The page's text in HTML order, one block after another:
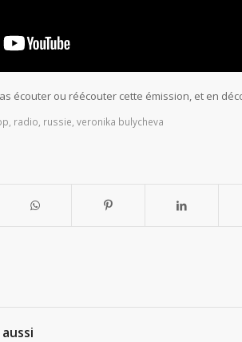
écouter ou réécouter cette émission, et en
radio russie veronika bulycheva